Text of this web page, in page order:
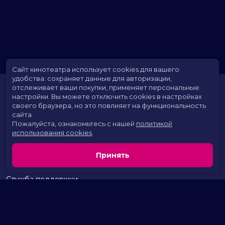
Расписание
Скоро в кино
Территория развлечений
Новости и акции
Служба поддержки
Сайт кинотеатра использует cookies для вашего
удобства: сохраняет данные для авторизации,
отслеживает ваши покупки, применяет персональные
настройки. Вы можете отключить cookies в настройках
своего браузера, но это повлияет на функциональность
сайта.
Пожалуйста, ознакомьтесь с нашей политикой
использования cookies
Принять